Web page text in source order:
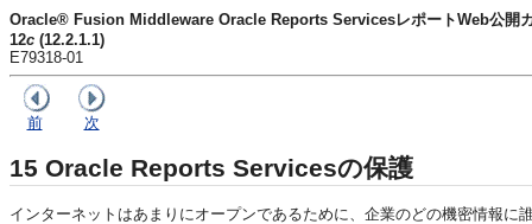
Oracle® Fusion Middleware Oracle Reports ServicesレポートWeb公開
12c (12.2.1.1)
E79318-01
前 次
15 Oracle Reports Servicesの保護
インターネットはあまりにオープンであるために、企業のどの機密情報